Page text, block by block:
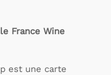
France Wine
est une carte